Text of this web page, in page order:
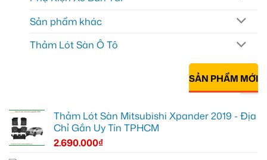
Sản phẩm khác
Thảm Lót Sàn Ô Tô
SẢN PHẨM MỚI
Thảm Lót Sàn Mitsubishi Xpander 2019 - Địa
Chỉ Gắn Uy Tín TPHCM
2.690.000₫